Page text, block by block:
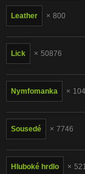
Leather 800
Lick 50876
Nymfomanka
Sousedé 7746
Hluboké hrdlo